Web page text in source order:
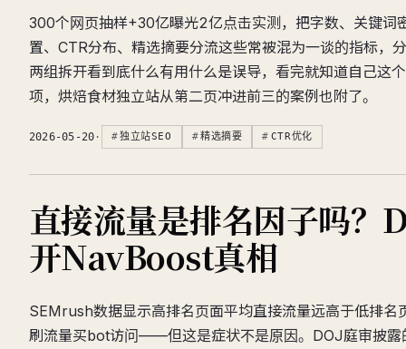
300个网页抽样+30亿曝光2亿点击实测，把字数、关键词
置、CTR分布、精选摘要分流这些常被混为一谈的指标，
两组拆开看到底什么有用什么是误导，看完就知道自己这
项，烘焙食材独立站从第二页冲进前三的案例也附了。
2026-05-20 · 独立站SEO 精选摘要 CTR优化
直接流量是排名因子吗？
开NavBoost真相
SEMrush数据显示高排名页面平均直接流量远高于低排名
刷流量买bot访问——但这是症状不是原因。DOJ庭审披露